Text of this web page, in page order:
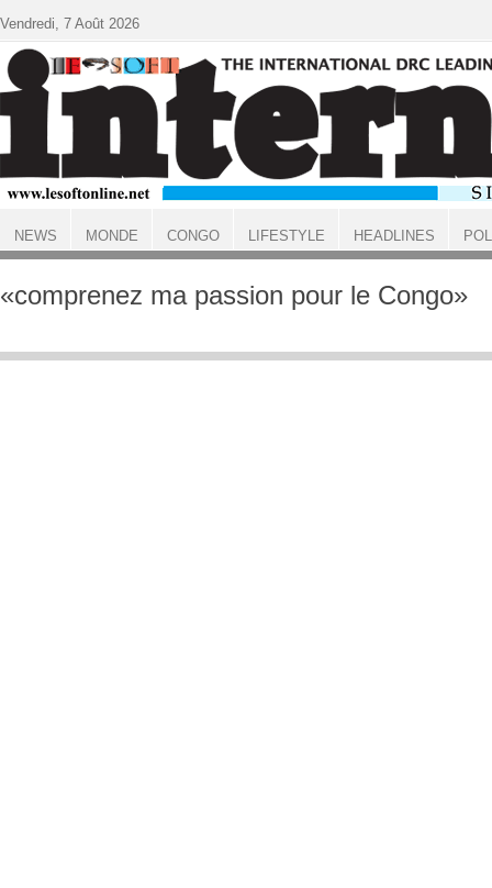
ACCUEIL
«comprenez ma passion pour le Congo»
Vendredi, 7 Août 2026
NEWS MONDE CONGO LIFESTYLE HEADLINES